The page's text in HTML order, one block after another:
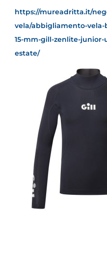
https://mureadritta.it/
vela/abbigliamento-
15-mm-gill-zenlite-
estate/